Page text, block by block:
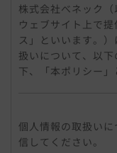
株式会社べネック
ウェブサイト上で
ス」といいます。
扱いについて、以
下、「本ポリシー」
指すものとし、個
まれる氏名、生年月
個人情報の取扱い
信してください。